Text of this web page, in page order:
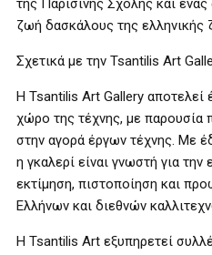
της Παρισινής Σχολής και
ζωή δασκάλους της ελληνικής
Σχετικά με την Tsantilis Art
Η Tsantilis Art Gallery αποτελεί
χώρο της τέχνης, με παρουσία
στην αγορά έργων τέχνης. Με
η γκαλερί είναι γνωστή για την
εκτίμηση, πιστοποίηση και
Ελλήνων και διεθνών
Η Tsantilis Art εξυπηρετεί